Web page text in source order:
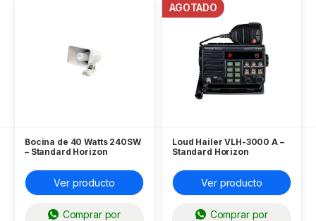
Bocina de 40 Watts 240SW
– Standard Horizon
Ver producto
Comprar por
AGOTADO
Loud Hailer VLH-3000 A –
Standard Horizon
Ver producto
Comprar por